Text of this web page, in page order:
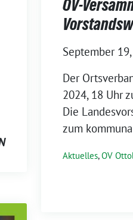
OV-
September
Der
2024, 18 Uhr
Die
zum
Aktuelles,OV